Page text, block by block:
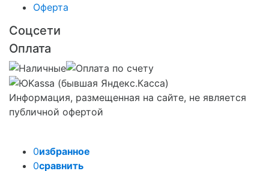
Оферта
Соцсети
Оплата
Информация, размещенная на сайте, не является
публичной офертой
0избранное
0сравнить